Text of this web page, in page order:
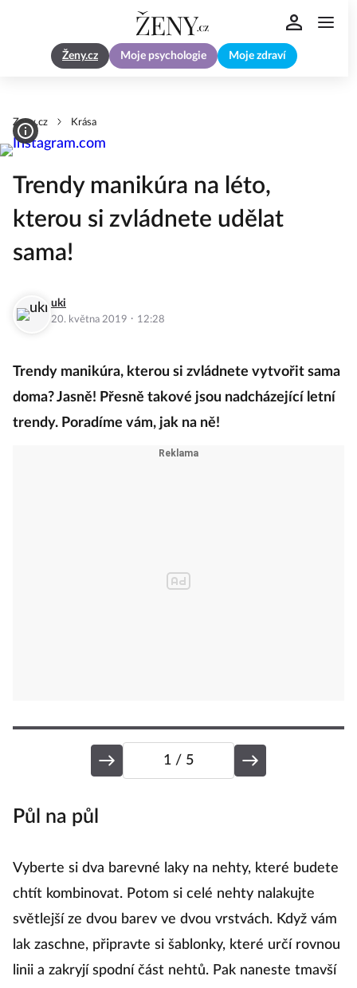
Ženy.cz Moje psychologie Moje zdraví
Zeny.cz Krása
Trendy manikúra na léto,
kterou si zvládnete udělat
sama!
uki
20. května 2019 · 12:28
Trendy manikúra, kterou si zvládnete vytvořit sama
doma? Jasně! Přesně takové jsou nadcházející letní
trendy. Poradíme vám, jak na ně!
1 / 5
Půl na půl
Vyberte si dva barevné laky na nehty, které budete
chtít kombinovat. Potom si celé nehty nalakujte
světlejší ze dvou barev ve dvou vrstvách. Když vám
lak zaschne, připravte si šablonky, které určí rovnou
linii a zakryjí spodní část nehtů. Pak naneste tmavší